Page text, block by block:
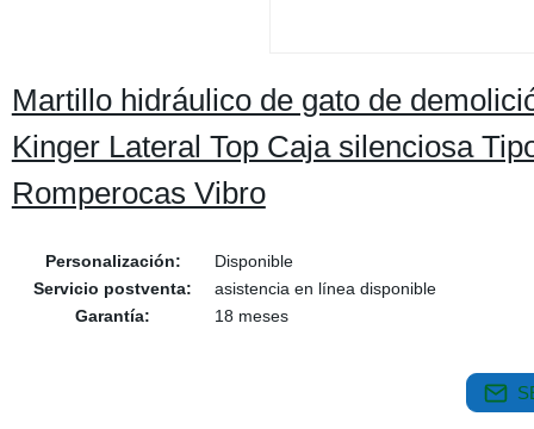
Martillo hidráulico de gato de
Kinger Lateral Top Caja silenciosa
Romperocas Vibro
Personalización:
Disponible
Servicio postventa:
asistencia en línea disponible
Garantía:
18 meses